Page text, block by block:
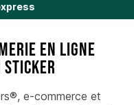
en ligne
sticker
e-commerce et